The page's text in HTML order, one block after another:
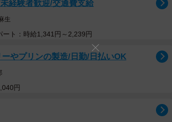
経験者歓迎/交通費支給
生
ート：時給1,341円～2,239円
ーやプリンの製造/日勤/日払いOK
円